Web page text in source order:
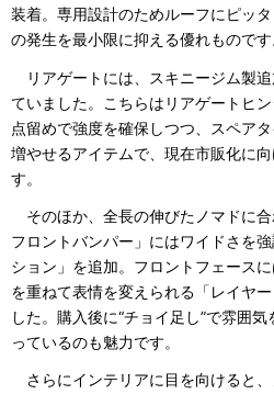
装着。専用設計のためルーフにピッ
の発生を最小限に抑える優れものです
リアゲートには、スキニージム製
ていました。こちらはリアゲートヒ
点留めで強度を確保しつつ、スペア
増やせるアイテムで、現在市販化に
す。
そのほか、全長の伸びたノマドに
フロントバンパー」にはワイドさを
ション」を追加。フロントフェース
を重ねて表情を変えられる「レイヤ
した。購入後に“チョイ足し”で雰囲
っているのも魅力です。
さらにインテリアに目を向けると